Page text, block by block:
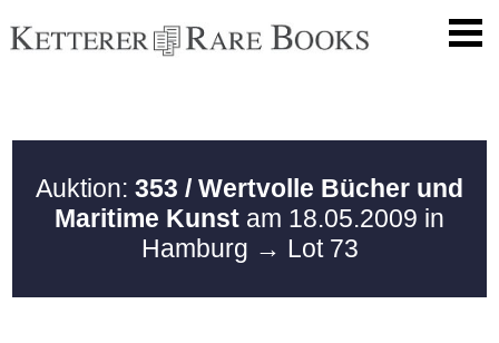
Auktion: 353 / Wertvolle Bücher und
Maritime Kunst am 18.05.2009 in
Hamburg → Lot 73